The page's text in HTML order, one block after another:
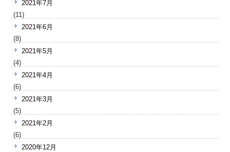
2021年7月
(11)
2021年6月
(8)
2021年5月
(4)
2021年4月
(6)
2021年3月
(5)
2021年2月
(6)
2020年12月